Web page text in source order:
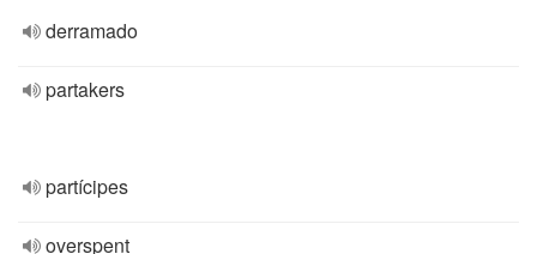
derramado
partakers
partícipes
overspent